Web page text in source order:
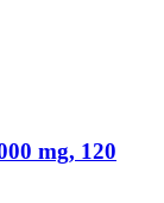
mg, 120